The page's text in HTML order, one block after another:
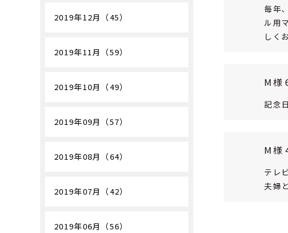
毎年
ル用
しく
M様
記念
M様
テレ
夫婦
2019年12月（45）
2019年11月（59）
2019年10月（49）
2019年09月（57）
2019年08月（64）
2019年07月（42）
2019年06月（56）